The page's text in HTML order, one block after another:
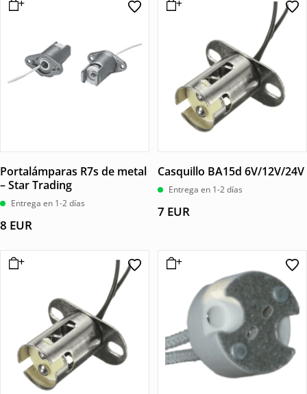
Portalámparas R7s de metal
– Star Trading
Entrega en 1-2 días
8 EUR
Casquillo BA15d 6V/12V/24V
Entrega en 1-2 días
7 EUR